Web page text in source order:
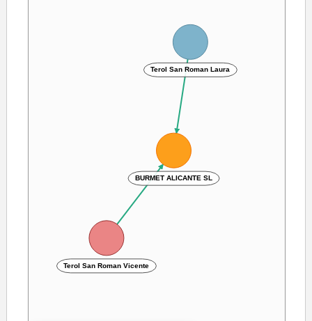
BURMET ALICANTE SL
Terol San Roman Vicente
Terol San Roman Laura